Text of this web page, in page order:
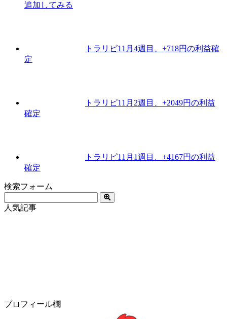
追加してみる
トラリピ11月4週目、+718円の利益確
定
トラリピ11月2週目、+2049円の利益
確定
トラリピ11月1週目、+4167円の利益
確定
検索フォーム
人気記事
プロフィール欄